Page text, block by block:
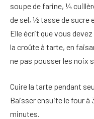
soupe de farine, ¼
de sel, ½ tasse de sucre
Elle écrit que vous
la croûte à tarte, en
ne pas pousser les noix
Cuire la tarte pendant
Baisser ensuite le four à
minutes.